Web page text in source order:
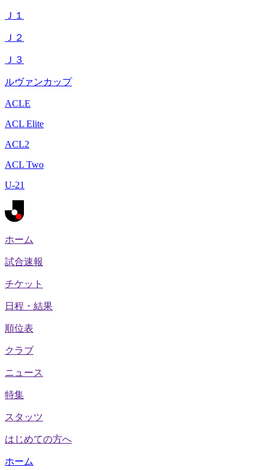
Ｊ１
Ｊ２
Ｊ３
ルヴァンカップ
ACLE
ACL Elite
ACL2
ACL Two
U-21
ホーム
試合速報
チケット
日程・結果
順位表
クラブ
ニュース
特集
スタッツ
はじめての方へ
ホーム